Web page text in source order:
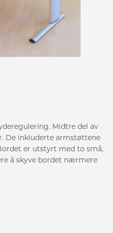
Midtre del av
De inkluderte armstøttene
er utstyrt med to små,
å skyve bordet nærmere